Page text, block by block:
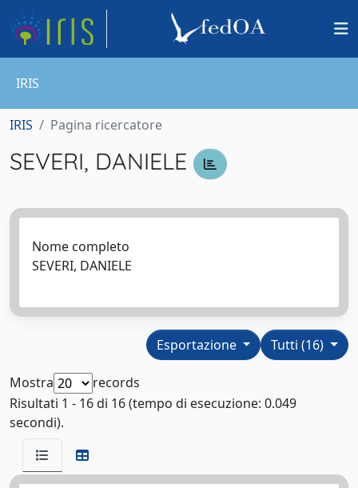
IRIS
IRIS Pagina ricercatore
SEVERI, DANIELE
Nome completo
SEVERI, DANIELE
Tutti (16)
Esportazione
Mostra
records
Risultati 1 - 16 di 16 (tempo di esecuzione: 0.049
secondi).